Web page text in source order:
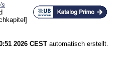
2026 CEST automatisch erstellt.